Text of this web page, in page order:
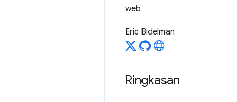
web
Eric Bidelman
Ringkasan